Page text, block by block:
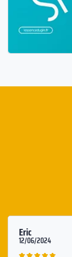
Eric
12/06/2024